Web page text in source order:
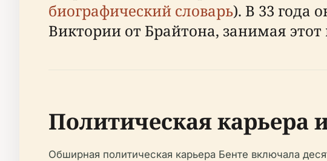
биографический словарь). В 33 года
Виктории от Брайтона, занимая этот
Политическая карьера
Обширная политическая карьера Бенте включала